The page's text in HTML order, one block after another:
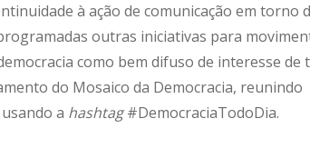
à ação de comunicação em torno
outras iniciativas para
como bem difuso de interesse de
do Mosaico da Democracia, reunindo
a hashtag#DemocraciaTodoDia.